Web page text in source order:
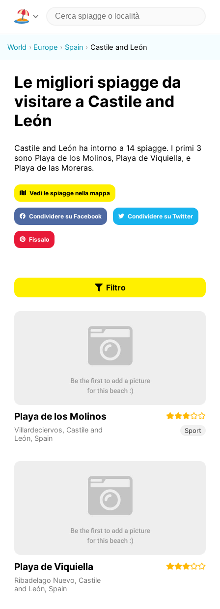
World Europe Spain Castile and León
Le migliori spiagge da
visitare a Castile and
León
Castile and León ha intorno a 14 spiagge. I primi 3
sono Playa de los Molinos, Playa de Viquiella, e
Playa de las Moreras.
Vedi le spiagge nella mappa
Condividere su Facebook Condividere su Twitter
Fissalo
Filtro
Playa de los Molinos
Villardeciervos, Castile and
León, Spain
Sport
Playa de Viquiella
Ribadelago Nuevo, Castile
and León, Spain